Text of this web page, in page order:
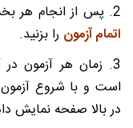
2. پس از انجام هر بخش از آزمون حتما
اتمام آزمون را بزنید.
3. زمان هر آزمون
است و با شروع
در بالا صفحه نمایش